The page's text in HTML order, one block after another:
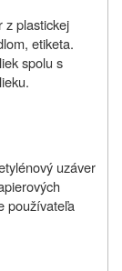
z plastickej
etiketa.
spolu s
uzáver
používateľa